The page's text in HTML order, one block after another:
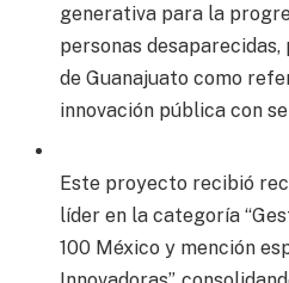
generativa para la
personas
de Guanajuato como
innovación pública con
Este proyecto recibió
líder en la categoría
100 México y mención